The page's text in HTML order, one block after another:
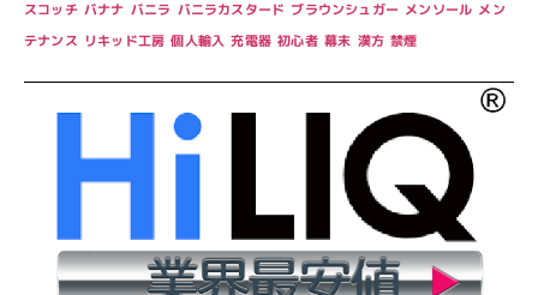
スコッチ バナナ バニラ バニラカスタード ブラウンシュガー メンソール メン
テナンス リキッド工房 個人輸入 充電器 初心者 幕末 漢方 禁煙